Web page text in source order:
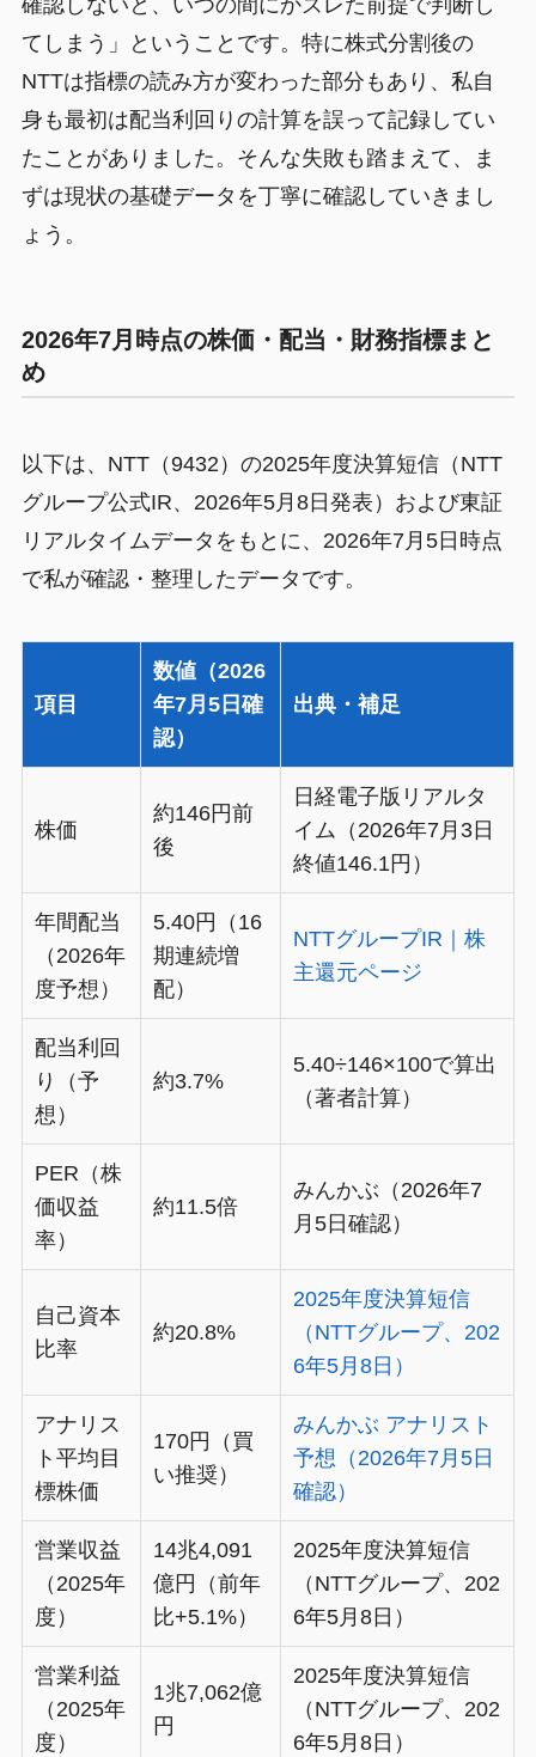
てしまう」ということです。特に株式分割後の
NTTは指標の読み方が変わった部分もあり、私自
身も最初は配当利回りの計算を誤って記録してい
たことがありました。そんな失敗も踏まえて、ま
ずは現状の基礎データを丁寧に確認していきまし
ょう。
2026年7月時点の株価・配当・財務指標まと
め
以下は、NTT（9432）の2025年度決算短信（NTT
グループ公式IR、2026年5月8日発表）および東証
リアルタイムデータをもとに、2026年7月5日時点
で私が確認・整理したデータです。
項目
数値（2026
年7月5日確
認）
出典・補足
株価
約146円前
後
日経電子版リアルタ
イム（2026年7月3日
終値146.1円）
年間配当
（2026年
度予想）
5.40円（16
期連続増
配）
NTTグループIR｜株
主還元ページ
配当利回
り（予
想）
約3.7%
5.40÷146×100で算出
（著者計算）
PER（株
価収益
率）
約11.5倍
みんかぶ（2026年7
月5日確認）
自己資本
比率
約20.8%
2025年度決算短信
（NTTグループ、202
6年5月8日）
アナリス
ト平均目
標株価
170円（買
い推奨）
みんかぶ アナリスト
予想（2026年7月5日
確認）
営業収益
（2025年
度）
14兆4,091
億円（前年
比+5.1%）
2025年度決算短信
（NTTグループ、202
6年5月8日）
営業利益
（2025年
度）
1兆7,062億
円
2025年度決算短信
（NTTグループ、202
6年5月8日）